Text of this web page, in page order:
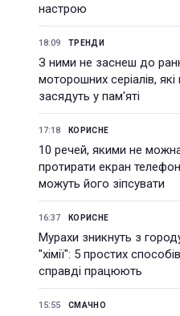
настрою
18:09 ТРЕНДИ
З ними не заснеш до
моторошних серіалів,
засядуть у пам'яті
17:18 КОРИСНЕ
10 речей, якими не
протирати екран
можуть його зіпсувати
16:37 КОРИСНЕ
Мурахи зникнуть з
"хімії": 5 простих
справді працюють
15:55 СМАЧНО